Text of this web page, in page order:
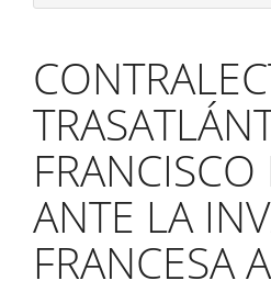
ANTE LA
FRANCESA